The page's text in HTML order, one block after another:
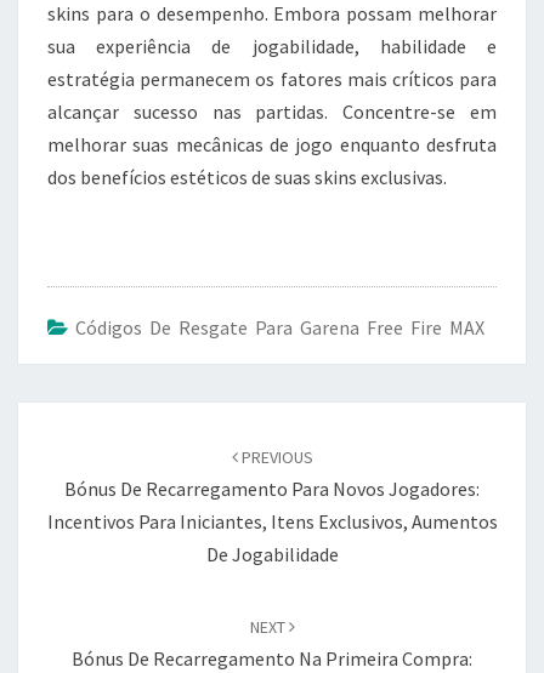
skins para o desempenho. Embora possam melhorar
sua experiência de jogabilidade, habilidade e
estratégia permanecem os fatores mais críticos para
alcançar sucesso nas partidas. Concentre-se em
melhorar suas mecânicas de jogo enquanto desfruta
dos benefícios estéticos de suas skins exclusivas.
Códigos De Resgate Para Garena Free Fire MAX
PREVIOUS
Bónus De Recarregamento Para Novos Jogadores:
Incentivos Para Iniciantes, Itens Exclusivos, Aumentos
De Jogabilidade
NEXT
Bónus De Recarregamento Na Primeira Compra: